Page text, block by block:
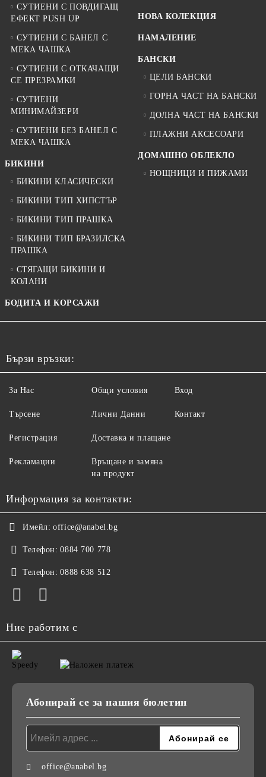
СУТИЕНИ С ПОВДИГАЩ
ЕФЕКТ PUSH UP
СУТИЕНИ С БАНЕЛ С
МЕКА ЧАШКА
СУТИЕНИ С ОТКАЧАЩИ
СЕ ПРЕЗРАМКИ
СУТИЕНИ
МИНИМАЙЗЕРИ
СУТИЕНИ БЕЗ БАНЕЛ С
МЕКА ЧАШКА
БИКИНИ
БИКИНИ КЛАСИЧЕСКИ
БИКИНИ ТИП ХИПСТЪР
БИКИНИ ТИП ПРАШКА
БИКИНИ ТИП БРАЗИЛСКА
ПРАШКА
СТЯГАЩИ БИКИНИ И
КОЛАНИ
БОДИТА И КОРСАЖИ
НОВА КОЛЕКЦИЯ
НАМАЛЕНИЕ
БАНСКИ
ЦЕЛИ БАНСКИ
ГОРНА ЧАСТ НА БАНСКИ
ДОЛНА ЧАСТ НА БАНСКИ
ПЛАЖНИ АКСЕСОАРИ
ДОМАШНО ОБЛЕКЛО
НОЩНИЦИ И ПИЖАМИ
Бързи връзки:
За Нас
Търсене
Регистрация
Рекламации
Общи условия
Лични Данни
Доставка и плащане
Връщане и замяна
на продукт
Вход
Контакт
Информация за контакти:
Имейл: office@anabel.bg
Телефон: 0884 700 778
Телефон: 0888 638 512
Ние работим с
Абонирай се за нашия бюлетин
office@anabel.bg